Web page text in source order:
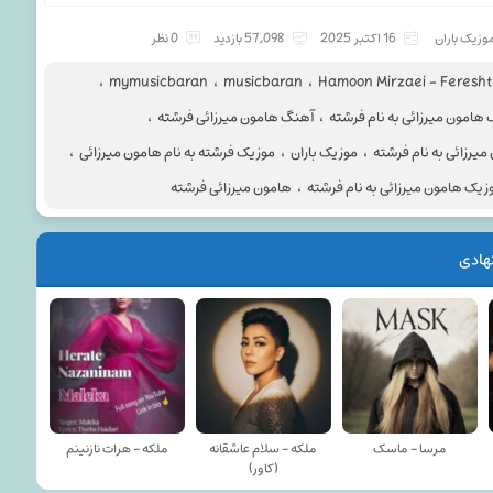
باران 16 اکتبر 2025 57,098 بازدید 0 نظر
Hamoon Mirzaei - ، musicbaran ، mymusicbaran ،
میرزائی به نام فرشته ، آهنگ هامون میرزائی فرشته ،
به نام فرشته ، موزیک باران ، موزیک فرشته به نام هامون میرزائی ،
هامون میرزائی به نام فرشته ، هامون میرزائی فرشته
مرسا - ماسک
ملکه - سلام عاشقانه
(کاور)
ملکه - هرات نازنینم